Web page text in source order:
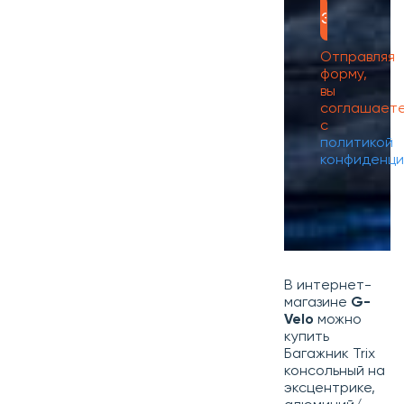
Отправляя
форму,
вы
с
политикой
В интернет-
магазине G-
Velo можно
купить
Багажник Trix
консольный на
эксцентрике,